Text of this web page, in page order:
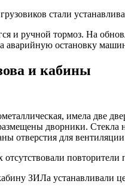
стали
и ручной тормоз. На
аварийную остановку
и кабины
имела две
дворники.
отверстия для
отсутствовали
ЗИЛа устанавливали